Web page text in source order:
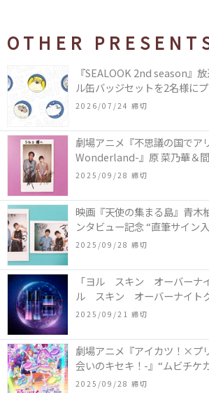
OTHER
『SEALOOK 2nd season』
ル缶バッジセットを2名様にプ
2026/07/24 締切
劇場アニメ『不思議の国でア
Wonderland-』原 菜乃華＆
ュー記念 “直筆サイン入りチ
2025/09/28 締切
映画『天使の集まる島』青木
ンタビュー記念 “直筆サイン
2025/09/28 締切
「ヨル スキン オーバーナ
ル スキン オーバーナイト
セット＞＜クリア セット＞
2025/09/21 締切
劇場アニメ『アイカツ！×プ
会いのキセキ！-』“ムビチケ
2025/09/28 締切